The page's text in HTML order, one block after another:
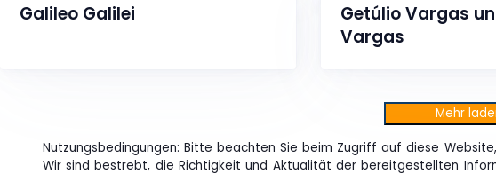
Galileo Galilei
Getúlio Vargas
Vargas
Mehr
Nutzungsbedingungen: Bitte beachten Sie beim Zugriff auf diese
Wir sind bestrebt, die Richtigkeit und Aktualität der bereitgestellten